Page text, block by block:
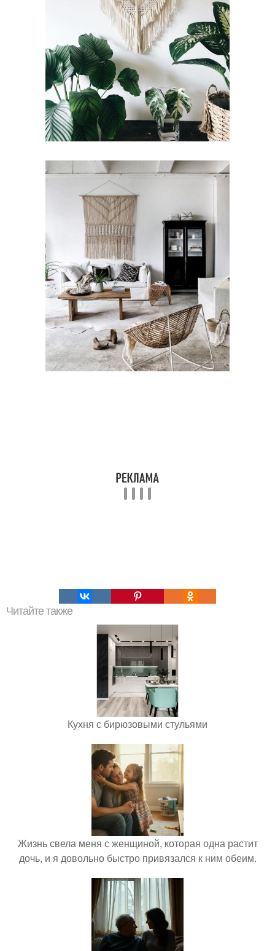
Читайте также
Кухня с бирюзовыми стульями
Жизнь свела меня с женщиной, которая одна растит
дочь, и я довольно быстро привязался к ним обеим.